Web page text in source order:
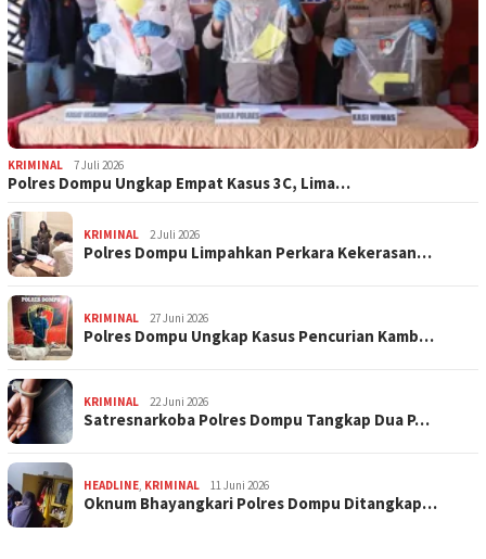
KRIMINAL 7 Juli 2026
Polres Dompu Ungkap Empat Kasus 3C, Lima…
KRIMINAL 2 Juli 2026
Polres Dompu Limpahkan Perkara Kekerasan…
KRIMINAL 27 Juni 2026
Polres Dompu Ungkap Kasus Pencurian Kamb…
KRIMINAL 22 Juni 2026
Satresnarkoba Polres Dompu Tangkap Dua P…
HEADLINE, KRIMINAL 11 Juni 2026
Oknum Bhayangkari Polres Dompu Ditangkap…